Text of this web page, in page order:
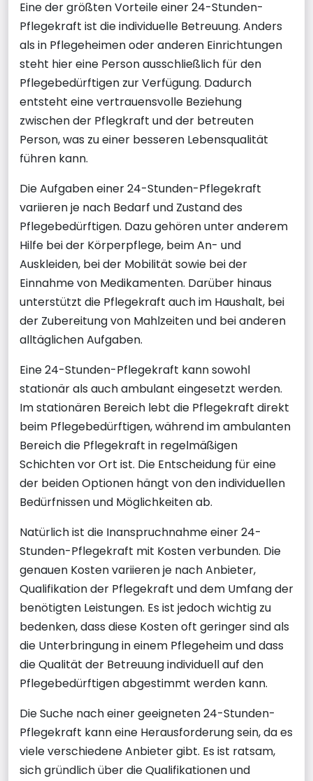
Eine der größten Vorteile einer 24-Stunden-
Pflegekraft ist die individuelle Betreuung. Anders
als in Pflegeheimen oder anderen Einrichtungen
steht hier eine Person ausschließlich für den
Pflegebedürftigen zur Verfügung. Dadurch
entsteht eine vertrauensvolle Beziehung
zwischen der Pflegkraft und der betreuten
Person, was zu einer besseren Lebensqualität
führen kann.
Die Aufgaben einer 24-Stunden-Pflegekraft
variieren je nach Bedarf und Zustand des
Pflegebedürftigen. Dazu gehören unter anderem
Hilfe bei der Körperpflege, beim An- und
Auskleiden, bei der Mobilität sowie bei der
Einnahme von Medikamenten. Darüber hinaus
unterstützt die Pflegekraft auch im Haushalt, bei
der Zubereitung von Mahlzeiten und bei anderen
alltäglichen Aufgaben.
Eine 24-Stunden-Pflegekraft kann sowohl
stationär als auch ambulant eingesetzt werden.
Im stationären Bereich lebt die Pflegekraft direkt
beim Pflegebedürftigen, während im ambulanten
Bereich die Pflegekraft in regelmäßigen
Schichten vor Ort ist. Die Entscheidung für eine
der beiden Optionen hängt von den individuellen
Bedürfnissen und Möglichkeiten ab.
Natürlich ist die Inanspruchnahme einer 24-
Stunden-Pflegekraft mit Kosten verbunden. Die
genauen Kosten variieren je nach Anbieter,
Qualifikation der Pflegekraft und dem Umfang der
benötigten Leistungen. Es ist jedoch wichtig zu
bedenken, dass diese Kosten oft geringer sind als
die Unterbringung in einem Pflegeheim und dass
die Qualität der Betreuung individuell auf den
Pflegebedürftigen abgestimmt werden kann.
Die Suche nach einer geeigneten 24-Stunden-
Pflegekraft kann eine Herausforderung sein, da es
viele verschiedene Anbieter gibt. Es ist ratsam,
sich gründlich über die Qualifikationen und